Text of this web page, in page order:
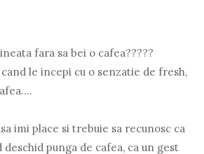
fara sa bei o cafea?????
le incepi cu o senzatie de fresh,
imi place si trebuie sa recunosc ca
punga de cafea, ca un gest